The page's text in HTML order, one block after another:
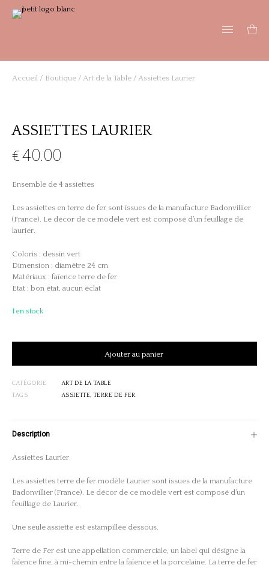
Accueil / Boutique / Art de la Table / Assiettes Laurier
ASSIETTES LAURIER
€40.00
Ensemble de 4 assiettes
Les assiettes en terre de fer sont issues de la manufacture Badonvillier
(France). Le décor de ce modèle vert est composé d’un feuillage de
laurier.
Coloris : dessin vert
Dimension : diamètre 24 cm
Matériaux : faïence terre de fer
Etat : bon état, aucun éclat
1 en stock
Ajouter au panier
Ajouté au panier
CATÉGORIE
ART DE LA TABLE
TAGS
ASSIETTE,TERRE DE FER
Description
Assiettes Laurier
Les assiettes terre de fer modèle Laurier sont issues de la manufacture
Badonvillier (France). Le décor de ce modèle vert est composé d’un
feuillage de Laurier.
Une seule assiette est estampillée dessous.
Terre de Fer est une appellation commerciale, un label qui désigne la
faïence fine, à mi-chemin entre la faïence et la porcelaine. La terre de fer